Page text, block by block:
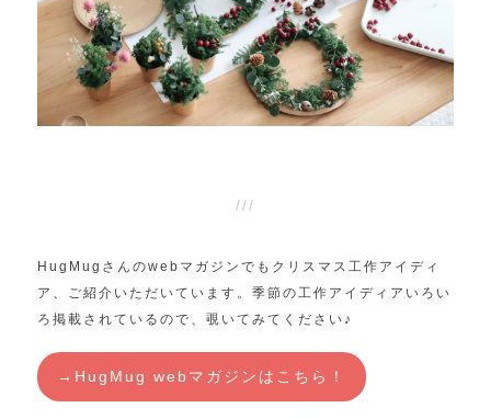
HugMugさんのwebマガジンでもクリスマス工作アイディ
ア、ご紹介いただいています。季節の工作アイディアいろい
ろ掲載されているので、覗いてみてください♪
→HugMug webマガジンはこちら！